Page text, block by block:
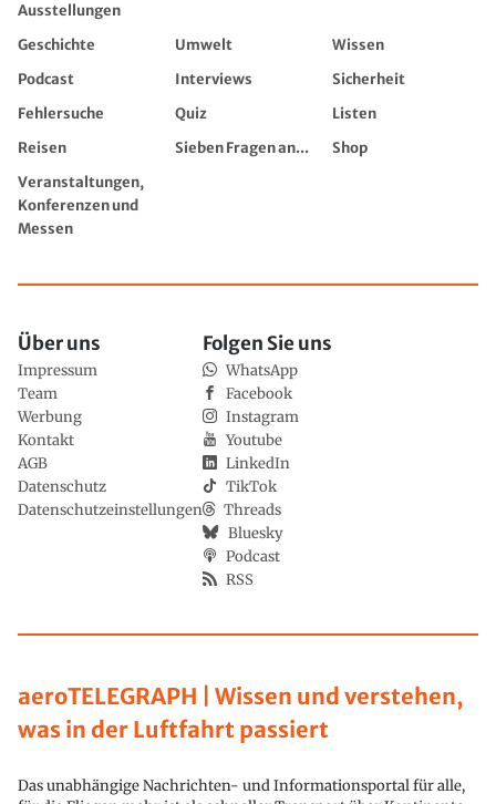
Ausstellungen
Geschichte Umwelt
Wissen
Podcast
Interviews
Sicherheit
Fehlersuche
Quiz
Listen
Reisen
Sieben Fragen an...
Shop
Veranstaltungen,
Konferenzen und
Messen
aeroTELEGRAPH | Wissen und verstehen,
was in der Luftfahrt passiert
Das unabhängige Nachrichten- und Informationsportal für alle,
Über uns
Impressum
Team
Werbung
Kontakt
AGB
Datenschutz
Datenschutzeinstellungen
Folgen Sie uns
WhatsApp
Facebook
Instagram
Youtube
LinkedIn
TikTok
Threads
Bluesky
Podcast
RSS